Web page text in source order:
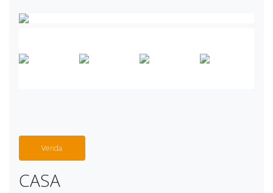
Venda
CASA